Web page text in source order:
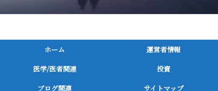
ホーム
運営者情報
医学/医者関連
投資
ブログ関連
サイトマップ